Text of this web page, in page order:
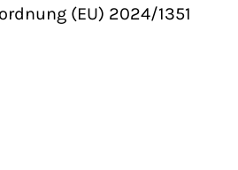
(EU) 2024/1351